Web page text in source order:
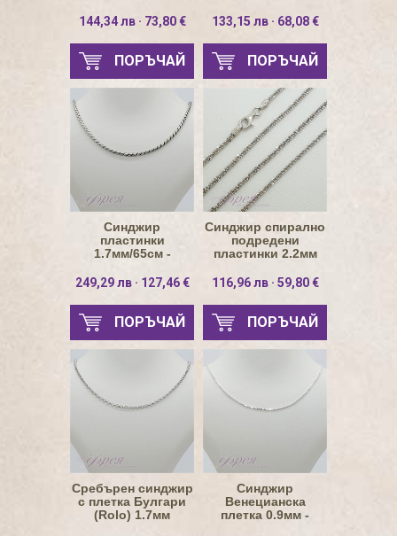
144,34 лв · 73,80 €
ПОРЪЧАЙ
133,15 лв · 68,08 €
ПОРЪЧАЙ
Синджир
пластинки
1.7мм/65см -
249,29 лв · 127,46 €
ПОРЪЧАЙ
Синджир спирално
подредени
пластинки 2.2мм
116,96 лв · 59,80 €
ПОРЪЧАЙ
Сребърен синджир
с плетка Булгари
(Rolo) 1.7мм
Синджир
Венецианска
плетка 0.9мм -